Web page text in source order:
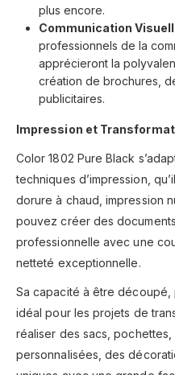
plus encore.
Communication
professionnels de la
apprécieront la
création de brochures,
publicitaires.
Impression et
Color 1802 Pure Black
techniques d’impression,
dorure à chaud, impression
pouvez créer des
professionnelle avec une
netteté exceptionnelle.
Sa capacité à être découpé,
idéal pour les projets de
réaliser des sacs,
personnalisées, des